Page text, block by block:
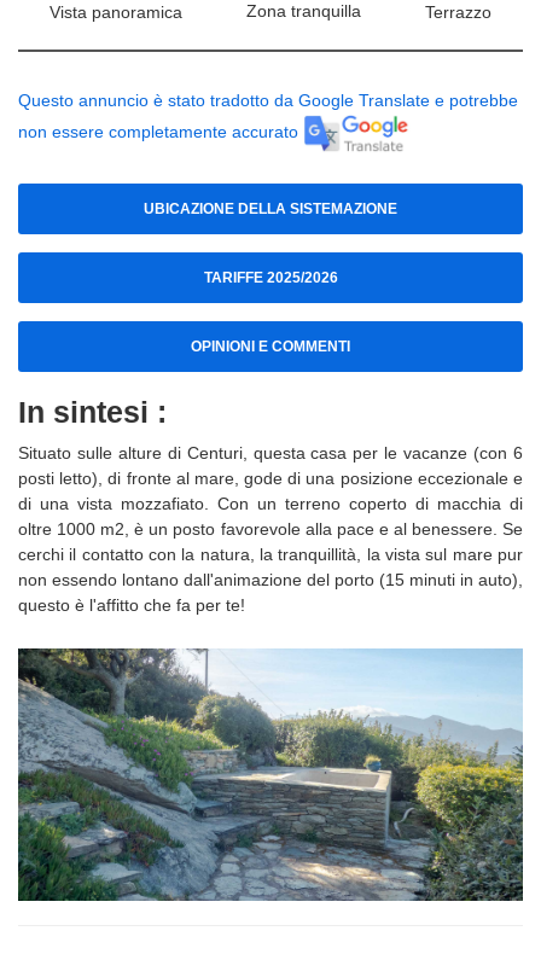
Vista panoramica Zona tranquilla Terrazzo
Questo annuncio è stato tradotto da Google Translate e potrebbe
non essere completamente accurato
UBICAZIONE DELLA SISTEMAZIONE
TARIFFE 2025/2026
OPINIONI E COMMENTI
In sintesi :
Situato sulle alture di Centuri, questa casa per le vacanze (con 6
posti letto), di fronte al mare, gode di una posizione eccezionale e
di una vista mozzafiato. Con un terreno coperto di macchia di
oltre 1000 m2, è un posto favorevole alla pace e al benessere. Se
cerchi il contatto con la natura, la tranquillità, la vista sul mare pur
non essendo lontano dall'animazione del porto (15 minuti in auto),
questo è l'affitto che fa per te!